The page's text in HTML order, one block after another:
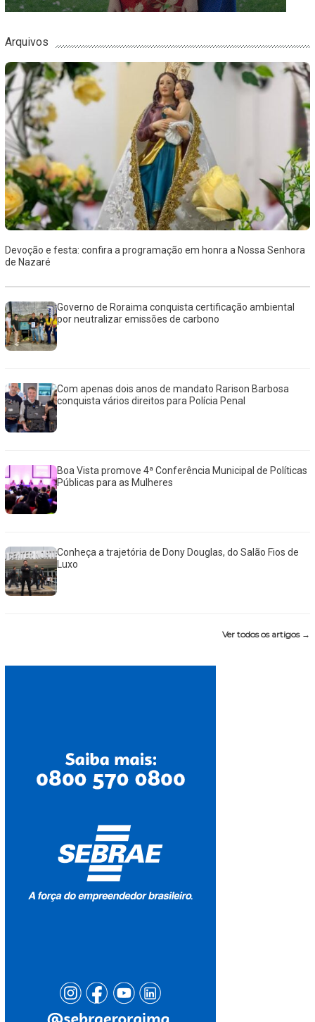
Arquivos
Devoção e festa: confira a programação em honra a Nossa Senhora
de Nazaré
Governo de Roraima conquista certificação ambiental
por neutralizar emissões de carbono
Com apenas dois anos de mandato Rarison Barbosa
conquista vários direitos para Polícia Penal
Boa Vista promove 4ª Conferência Municipal de Políticas
Públicas para as Mulheres
Conheça a trajetória de Dony Douglas, do Salão Fios de
Luxo
Ver todos os artigos →